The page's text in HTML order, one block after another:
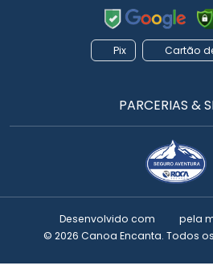
Pix Cartão
PARCERIAS &
Desenvolvido com pela
© 2026 Canoa Encanta. Todos